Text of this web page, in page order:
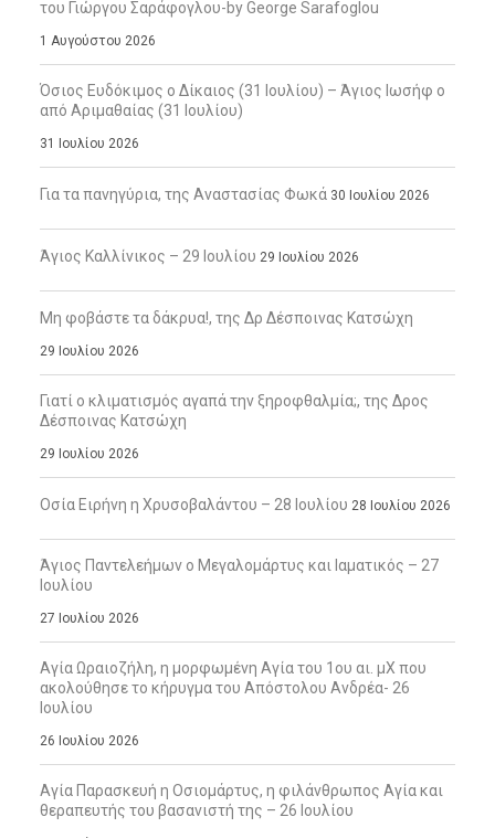
του Γιώργου Σαράφογλου-by George Sarafoglou
1 Αυγούστου 2026
Όσιος Ευδόκιμος ο Δίκαιος (31 Ιουλίου) – Άγιος Ιωσήφ ο
από Αριμαθαίας (31 Ιουλίου)
31 Ιουλίου 2026
Για τα πανηγύρια, της Αναστασίας Φωκά 30 Ιουλίου 2026
Άγιος Καλλίνικος – 29 Ιουλίου 29 Ιουλίου 2026
Μη φοβάστε τα δάκρυα!, της Δρ Δέσποινας Κατσώχη
29 Ιουλίου 2026
Γιατί ο κλιματισμός αγαπά την ξηροφθαλμία;, της Δρος
Δέσποινας Κατσώχη
29 Ιουλίου 2026
Οσία Ειρήνη η Χρυσοβαλάντου – 28 Ιουλίου 28 Ιουλίου 2026
Άγιος Παντελεήμων ο Μεγαλομάρτυς και Ιαματικός – 27
Ιουλίου
27 Ιουλίου 2026
Αγία Ωραιοζήλη, η μορφωμένη Αγία του 1ου αι. μΧ που
ακολούθησε το κήρυγμα του Απόστολου Ανδρέα- 26
Ιουλίου
26 Ιουλίου 2026
Αγία Παρασκευή η Οσιομάρτυς, η φιλάνθρωπος Αγία και
θεραπευτής του βασανιστή της – 26 Ιουλίου